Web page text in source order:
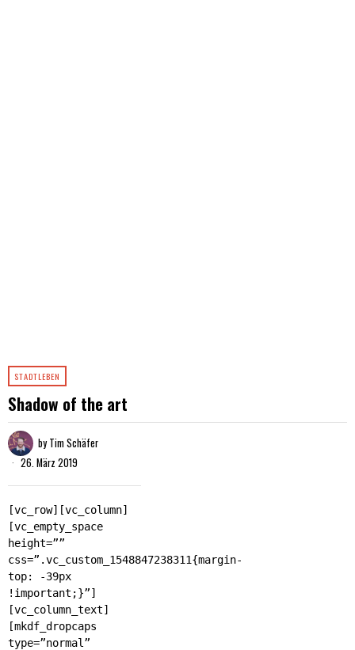
STADTLEBEN
Shadow of the art
byTim Schäfer
26. März 2019
[vc_row][vc_column]
[vc_empty_space
height=””
css=”.vc_custom_1548847238311{margin-
top: -39px
!important;}”]
[vc_column_text]
[mkdf_dropcaps
type=”normal”